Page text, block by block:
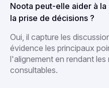
Noota peut-elle aider à
la prise de décisions ?
Oui, il capture les
évidence les principaux
l'alignement en rendant
consultables.